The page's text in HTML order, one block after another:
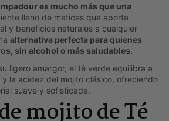
es mucho más que una
lleno de matices que aporta
y beneficios naturales a cualquier
alternativa perfecta para quienes
sin alcohol o más saludables.
ligero amargor, el té verde equilibra a
la acidez del mojito clásico, ofreciendo
suave y sofisticada.
mojito de Té